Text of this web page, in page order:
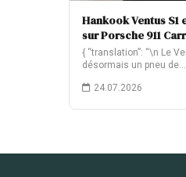
Hankook Ventus S1
sur Porsche 911
{ “translation”: “\n Le
désormais un pneu de…
24.07.2026